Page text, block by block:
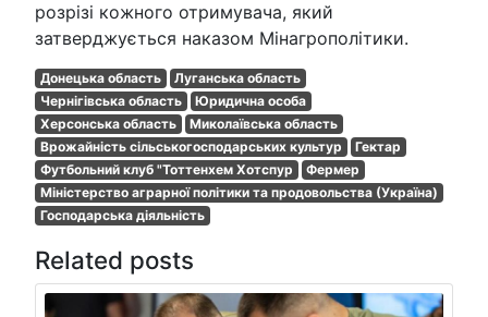
розрізі кожного отримувача, який
затверджується наказом Мінагрополітики.
Донецька область
Луганська область
Чернігівська область
Юридична особа
Херсонська область
Миколаївська область
Врожайність сільськогосподарських культур
Гектар
Футбольний клуб "Тоттенхем Хотспур
Фермер
Міністерство аграрної політики та продовольства (Україна)
Господарська діяльність
Related posts